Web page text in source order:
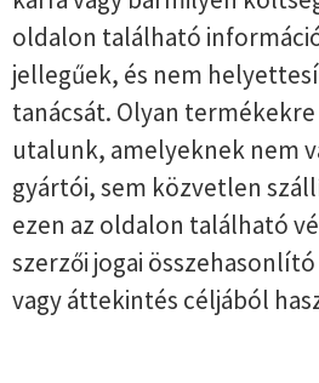
oldalon található
jellegűek, és nem
tanácsát. Olyan
utalunk, amelyeknek nem
gyártói, sem közvetlen
ezen az oldalon található
szerzői jogai
vagy áttekintés céljából